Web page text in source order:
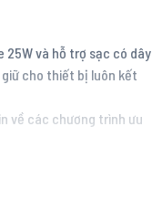
25W và hỗ trợ sạc có dây
giữ cho thiết bị luôn kết
về các chương trình ưu